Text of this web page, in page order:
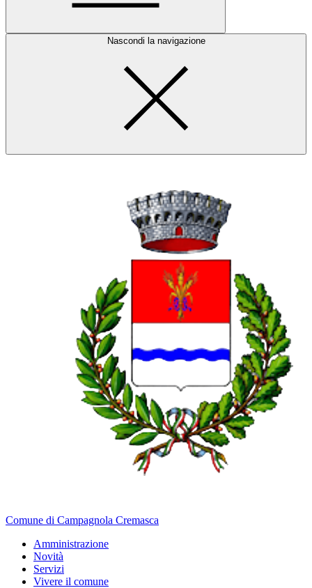
Nascondi la navigazione
Comune di Campagnola Cremasca
Amministrazione
Novità
Servizi
Vivere il comune